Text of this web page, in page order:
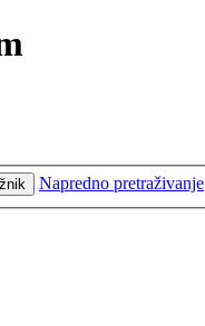
Napredno pretraživanje